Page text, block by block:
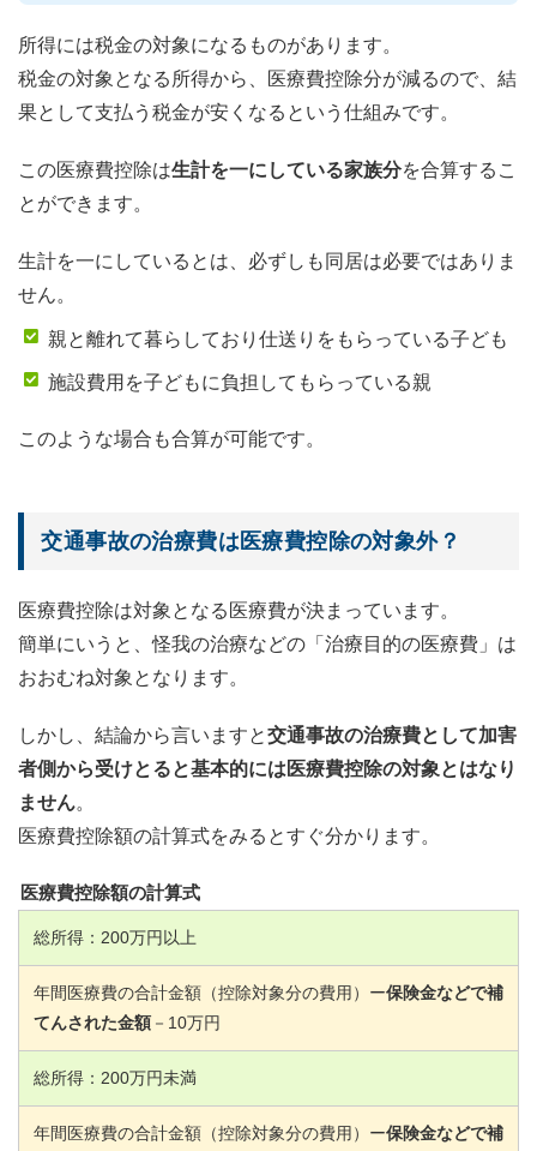
所得には税金の対象になるものがあります。
税金の対象となる所得から、医療費控除分が減るので、結
果として支払う税金が安くなるという仕組みです。
この医療費控除は生計を一にしている家族分を合算するこ
とができます。
生計を一にしているとは、必ずしも同居は必要ではありま
せん。
親と離れて暮らしており仕送りをもらっている子ども
施設費用を子どもに負担してもらっている親
このような場合も合算が可能です。
交通事故の治療費は医療費控除の対象外？
医療費控除は対象となる医療費が決まっています。
簡単にいうと、怪我の治療などの「治療目的の医療費」は
おおむね対象となります。
しかし、結論から言いますと交通事故の治療費として加害
者側から受けとると基本的には医療費控除の対象とはなり
ません。
医療費控除額の計算式をみるとすぐ分かります。
医療費控除額の計算式
総所得： 200万円以上
年間医療費の合計金額（控除対象分の費用）ー保険金などで補
てんされた金額－ 10万円
総所得： 200万円未満
年間医療費の合計金額（控除対象分の費用）ー保険金などで補